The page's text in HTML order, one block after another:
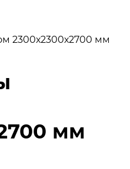
2300х2300х2700 мм
мм